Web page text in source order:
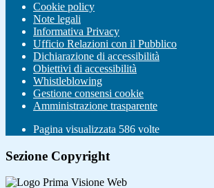
Cookie policy
Note legali
Informativa Privacy
Ufficio Relazioni con il Pubblico
Dichiarazione di accessibilità
Obiettivi di accessibilità
Whistleblowing
Gestione consensi cookie
Amministrazione trasparente
Pagina visualizzata 586 volte
Sezione Copyright